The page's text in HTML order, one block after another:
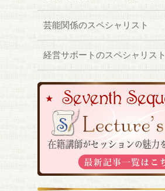
芸能関係のスペシャリスト
経営サポートのスペシャリスト